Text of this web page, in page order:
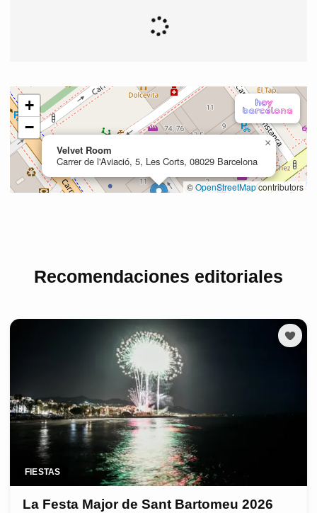
Recomendaciones editoriales
FIESTAS
La Festa Major de Sant Bartomeu 2026